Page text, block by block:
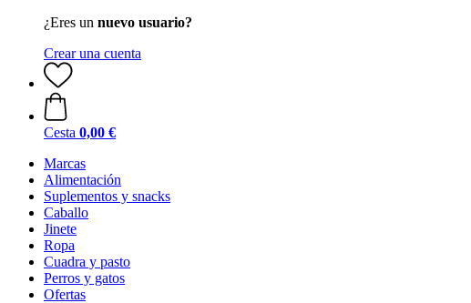
¿Eres un nuevo usuario?
Crear una cuenta
Cesta 0,00 €
Marcas
Alimentación
Suplementos y snacks
Caballo
Jinete
Ropa
Cuadra y pasto
Perros y gatos
Ofertas